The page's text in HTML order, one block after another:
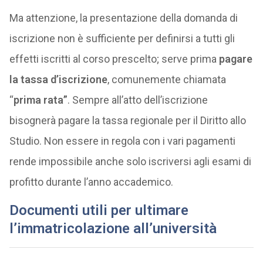
Ma attenzione, la presentazione della domanda di
iscrizione non è sufficiente per definirsi a tutti gli
effetti iscritti al corso prescelto; serve prima pagare
la tassa d’iscrizione, comunemente chiamata
“prima rata”. Sempre all’atto dell’iscrizione
bisognerà pagare la tassa regionale per il Diritto allo
Studio. Non essere in regola con i vari pagamenti
rende impossibile anche solo iscriversi agli esami di
profitto durante l’anno accademico.
Documenti utili per ultimare
l’immatricolazione all’università